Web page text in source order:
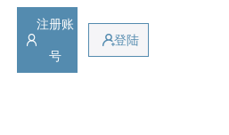
注册账
号
登陆